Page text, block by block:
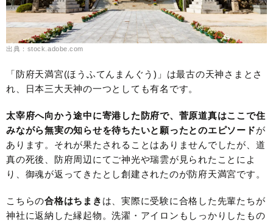
出典：stock.adobe.com
「防府天満宮(ほうふてんまんぐう)」は最古の天神さまとさ
れ、日本三大天神の一つとしても有名です。
太宰府へ向かう途中に寄港した防府で、菅原道真はここで住
みながら無実の知らせを待ちたいと願ったとのエピソードが
あります。それが果たされることはありませんでしたが、道
真の死後、防府周辺にてご神光や瑞雲が見られたことによ
り、御魂が返ってきたとし創建されたのが防府天満宮です。
こちらの合格はちまき は、実際に受験に合格した先輩たちが
神社に返納した縁起物。洗濯・アイロンもしっかりしたもの